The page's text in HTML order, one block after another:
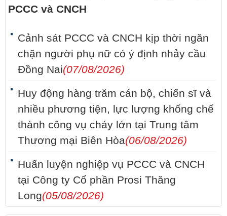
PCCC và CNCH
Cảnh sát PCCC và CNCH kịp thời ngăn
chặn người phụ nữ có ý định nhảy cầu
Đồng Nai(07/08/2026)
Huy động hàng trăm cán bộ, chiến sĩ và
nhiều phương tiện, lực lượng khống chế
thành công vụ cháy lớn tại Trung tâm
Thương mại Biên Hòa(06/08/2026)
Huấn luyện nghiệp vụ PCCC và CNCH
tại Công ty Cổ phần Prosi Thăng
Long(05/08/2026)